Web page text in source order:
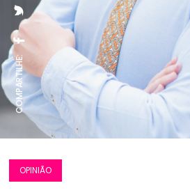
COMPARTILHE:
OPINIÃO